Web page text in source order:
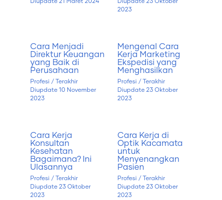
Diupdate 21 Maret 2024
Diupdate23 Oktober
2023
Cara Menjadi
Direktur Keuangan
yang Baik di
Perusahaan
Profesi / Terakhir
Diupdate 10 November
2023
Mengenal Cara
Kerja Marketing
Ekspedisi yang
Menghasilkan
Profesi / Terakhir
Diupdate23 Oktober
2023
Cara Kerja
Konsultan
Kesehatan
Bagaimana? Ini
Ulasannya
Profesi / Terakhir
Diupdate 23 Oktober
2023
Cara Kerja di
Optik Kacamata
untuk
Menyenangkan
Pasien
Profesi / Terakhir
Diupdate23 Oktober
2023